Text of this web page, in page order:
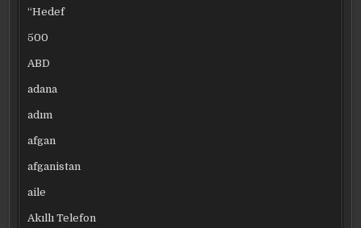
“Hedef
500
ABD
adana
adım
afgan
afganistan
aile
Akıllı Telefon